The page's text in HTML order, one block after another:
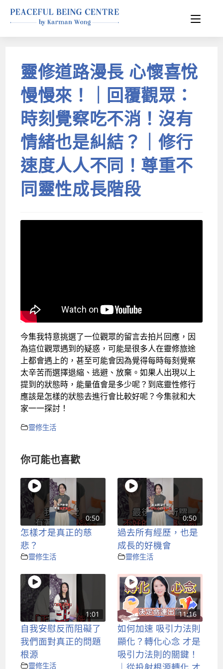
靈修道路漫長 心懷喜悅
慢慢來！｜回覆觀眾：
時刻覺察吃不消！沒有
情緒也是糾結？｜修行
速度人人不同！尊重不
同靈性成長階段
今集我特意挑選了一位觀眾的留言去拍片回應，因
為這位觀眾遇到的疑惑，可能是很多人在靈修旅途
上都會遇上的，甚至可能會因為覺得每時每刻覺察
太辛苦而選擇退縮、逃避、放棄。如果人出現以上
提到的狀態時，能量值會是多少呢？到底靈性修行
應該是怎樣的狀態去進行會比較好呢？今集就和大
家一一探討！
靈修生活
你可能也喜歡
0:50
怎樣才是真正的慈
悲？
靈修生活
0:50
過去所有經歷，也是
成長的好機會
靈修生活
1:01
自我安慰反而阻礙了
我們面對真正的問題
根源
靈修生活
11:16
如何加速 吸引力法則
顯化？轉化心念 才是
吸引力法則的關鍵！